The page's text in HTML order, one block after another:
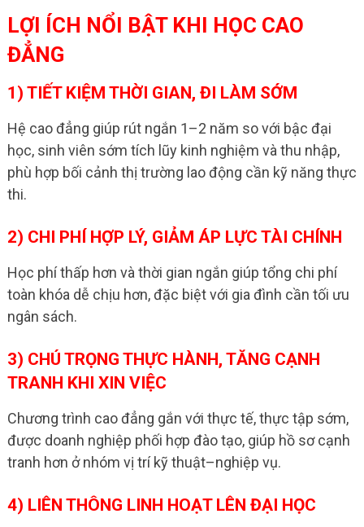
LỢI ÍCH NỔI BẬT KHI HỌC CAO
ĐẲNG
1) TIẾT KIỆM THỜI GIAN, ĐI LÀM SỚM
Hệ cao đẳng giúp rút ngắn 1–2 năm so với bậc đại
học, sinh viên sớm tích lũy kinh nghiệm và thu nhập,
phù hợp bối cảnh thị trường lao động cần kỹ năng thực
thi.
2) CHI PHÍ HỢP LÝ, GIẢM ÁP LỰC TÀI CHÍNH
Học phí thấp hơn và thời gian ngắn giúp tổng chi phí
toàn khóa dễ chịu hơn, đặc biệt với gia đình cần tối ưu
ngân sách.
3) CHÚ TRỌNG THỰC HÀNH, TĂNG CẠNH
TRANH KHI XIN VIỆC
Chương trình cao đẳng gắn với thực tế, thực tập sớm,
được doanh nghiệp phối hợp đào tạo, giúp hồ sơ cạnh
tranh hơn ở nhóm vị trí kỹ thuật–nghiệp vụ.
4) LIÊN THÔNG LINH HOẠT LÊN ĐẠI HỌC